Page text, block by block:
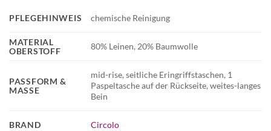
BRAND Circolo
PFLEGEHINWEIS chemische Reinigung
MATERIAL
OBERSTOFF
80% Leinen, 20% Baumwolle
PASSFORM &
MASSE
mid-rise, seitliche Eringriffstaschen, 1
Paspeltasche auf der Rückseite, weites-langes
Bein